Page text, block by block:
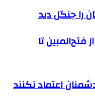
را جنگل دید
تا
اعتماد نکنند